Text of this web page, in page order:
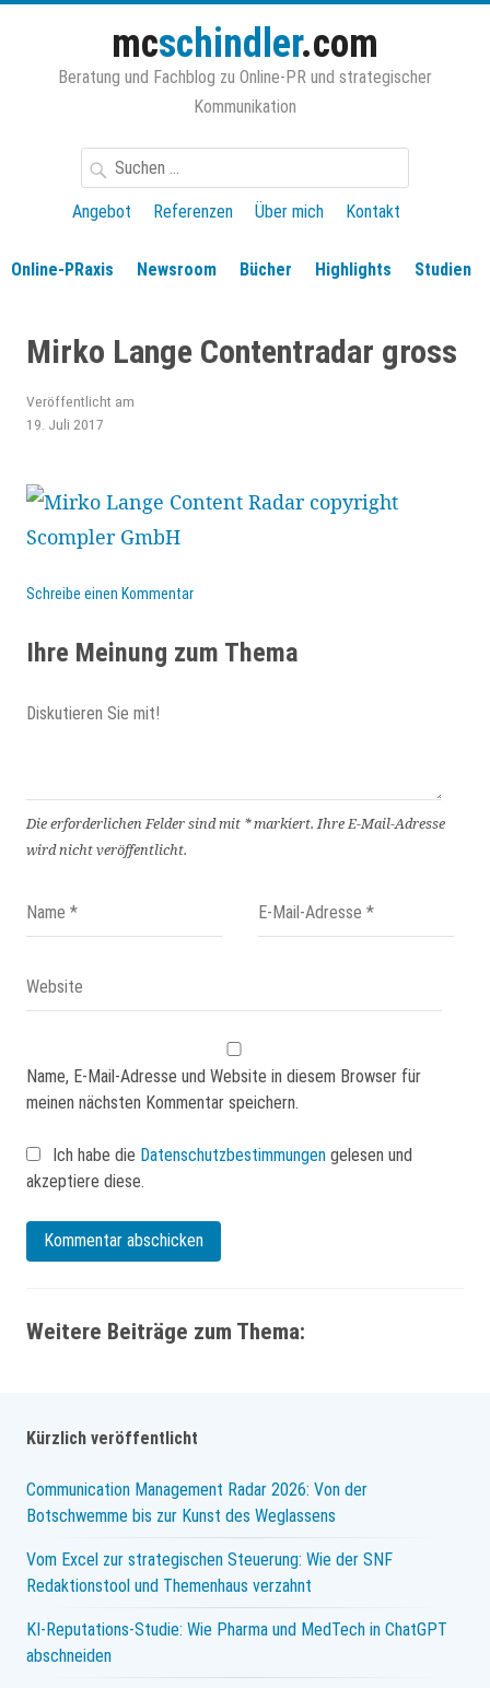
mcschindler.com
Beratung und Fachblog zu Online-PR und strategischer
Kommunikation
Suchen
nach:
Angebot
Referenzen Über mich Kontakt
Online-PRaxis Newsroom Bücher Highlights Studien
Mirko Lange Contentradar gross
Veröffentlicht am
19. Juli 2017
Schreibe einen Kommentar
Ihre Meinung zum Thema
Die erforderlichen Felder sind mit *markiert.Ihre E-Mail-Adresse
wird nicht veröffentlicht.
Name, E-Mail-Adresse und Website in diesem Browser für
meinen nächsten Kommentar speichern.
Ich habe die Datenschutzbestimmungen gelesen und
akzeptiere diese.
Weitere Beiträge zum Thema:
Kürzlich veröffentlicht
Communication Management Radar 2026: Von der
Botschwemme bis zur Kunst des Weglassens
Vom Excel zur strategischen Steuerung: Wie der SNF
Redaktionstool und Themenhaus verzahnt
KI-Reputations-Studie: Wie Pharma und MedTech in ChatGPT
abschneiden